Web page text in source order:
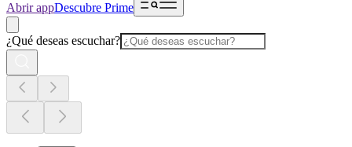
Abrir appDescubre Prime
¿Qué deseas escuchar?